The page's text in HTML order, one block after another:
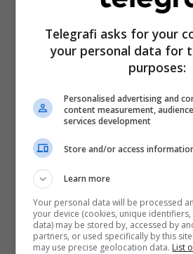
Telegrafi asks for your
your personal data for
purposes:
Personalised advertising and
content measurement,
services development
Store and/or access
Learn more
Your personal data will be processed
your device (cookies, unique
data) may be stored by, accessed by
partners, or used specifically by this
may use precise geolocation data. List